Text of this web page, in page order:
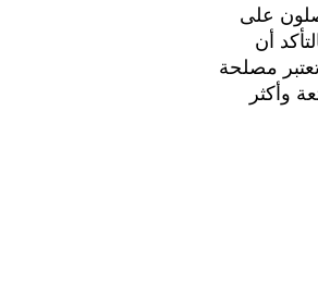
على
أن
مصلحة
وأكثر